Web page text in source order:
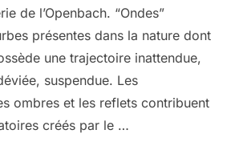
de l’Openbach. “Ondes”
présentes dans la nature dont
une trajectoire inattendue,
suspendue. Les
ombres et les reflets contribuent
créés par le …